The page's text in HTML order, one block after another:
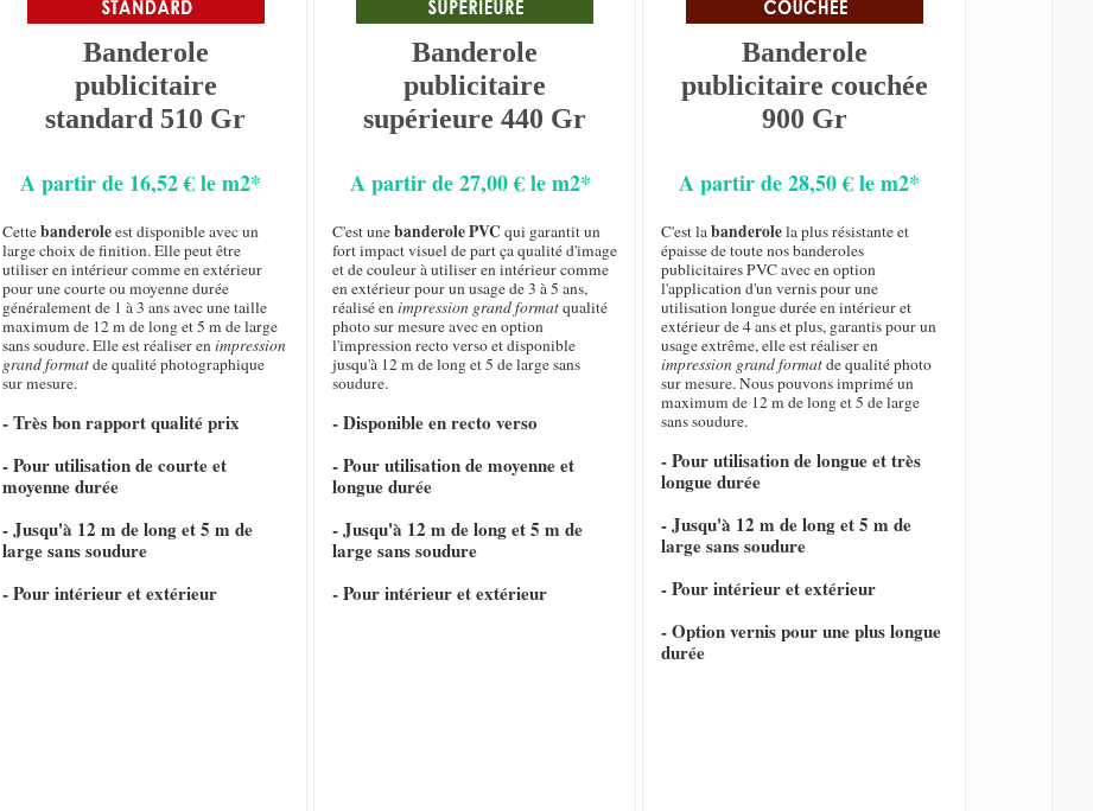
Banderole
publicitaire
standard 510 Gr
A partir de 16,52 € le m2*
Cettebanderoleest disponible avec un
large choix de finition. Elle peut être
utiliser en intérieur comme en extérieur
pour une courte ou moyenne durée
généralement de 1 à 3 ans avec une taille
maximum de 12 m de long et 5 m de large
sans soudure. Elle est réaliser enimpression
grand formatde qualité photographique
sur mesure.
- Très bon rapport qualité prix
- Pour utilisation de courte et
moyenne durée
- Jusqu'à 12 m de long et 5 m de
large sans soudure
- Pour intérieur et extérieur
Banderole
publicitaire
supérieure 440 Gr
A partir de 27,00 € le m2*
C'est unebanderole PVC qui garantit un
fort impact visuel de part ça qualité d'image
et de couleur à utiliser en intérieur comme
en extérieur pour un usage de 3 à 5 ans,
réalisé enimpression grand formatqualité
photo sur mesure avec en option
l'impression recto verso et disponible
jusqu'à 12 m de long et 5 de large sans
soudure.
- Disponible en recto verso
- Pour utilisation de moyenne et
longue durée
- Jusqu'à 12 m de long et 5 m de
large sans soudure
- Pour intérieur et extérieur
Banderole
publicitaire couchée
900 Gr
A partir de 28,50 € le m2*
C'est labanderolela plus résistante et
épaisse de toute nos banderoles
publicitaires PVC avec en option
l'application d'un vernis pour une
utilisation longue durée en intérieur et
extérieur de 4 ans et plus, garantis pour un
usage extrême, elle est réaliser en
impression grand formatde qualité photo
sur mesure. Nous pouvons imprimé un
maximum de 12 m de long et 5 de large
sans soudure.
- Pour utilisation de longue et très
longue durée
- Jusqu'à 12 m de long et 5 m de
large sans soudure
- Pour intérieur et extérieur
- Option vernis pour une plus longue
durée